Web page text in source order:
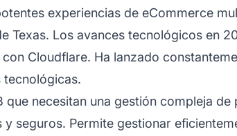
experiencias de eCommerce
Texas. Los avances tecnológicos en
Cloudflare. Ha lanzado
tecnológicas.
necesitan una gestión compleja
seguros. Permite gestionar